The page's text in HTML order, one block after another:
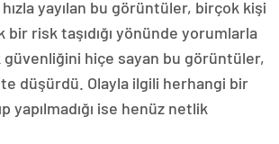
yayılan bu görüntüler, birçok kişi
bir risk taşıdığı yönünde yorumlarla
güvenliğini hiçe sayan bu görüntüler,
düşürdü. Olayla ilgili herhangi bir
yapılmadığı ise henüz netlik